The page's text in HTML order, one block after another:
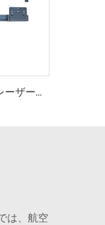
カスタムシートメタル部品サービス レーザーカット 焼接 弁曲 スタンピング 鉄およびステンレス鋼の加工 パンチ処理
は、航空